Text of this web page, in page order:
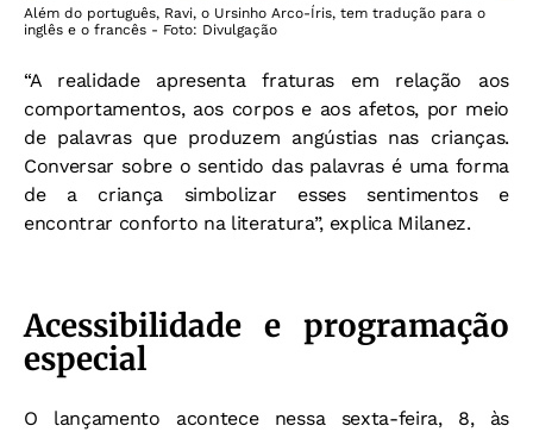
Além do português, Ravi, o Ursinho Arco-Íris, tem tradução para o
inglês e o francês - Foto: Divulgação
“A realidade apresenta fraturas em relação aos
comportamentos, aos corpos e aos afetos, por meio
de palavras que produzem angústias nas crianças.
Conversar sobre o sentido das palavras é uma forma
de a criança simbolizar esses sentimentos e
encontrar conforto na literatura”, explica Milanez.
Acessibilidade e programação
especial
O lançamento acontece nessa sexta-feira, 8, às